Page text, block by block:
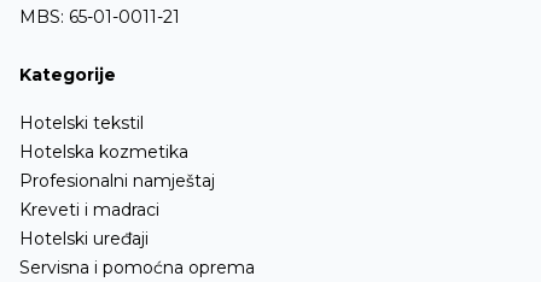
MBS: 65-01-0011-21
Kategorije
Hotelski tekstil
Hotelska kozmetika
Profesionalni namještaj
Kreveti i madraci
Hotelski uređaji
Servisna i pomoćna oprema